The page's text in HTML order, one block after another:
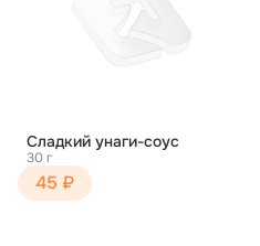
Сладкий унаги-соус
30 г
45 ₽